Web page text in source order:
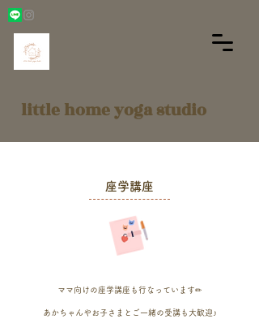
little home yoga studio
座学講座
​ママ向けの座学講座も行なっています✏︎
あかちゃんやお子さまとご一緒の受講も大歓迎♪